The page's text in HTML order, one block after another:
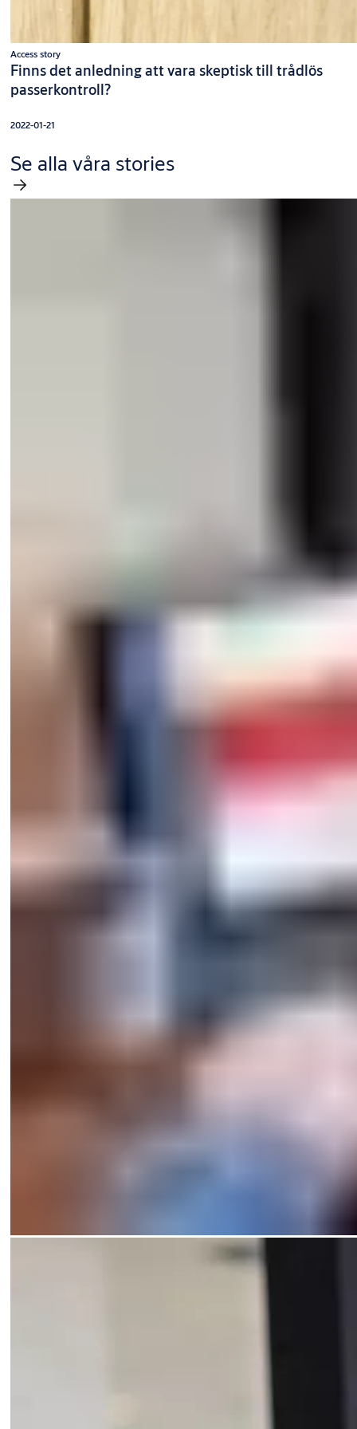
Access story
Finns det anledning att vara skeptisk till trådlös
passerkontroll?
2022-01-21
Se alla våra stories